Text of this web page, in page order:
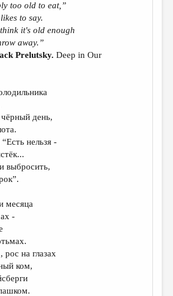
old to eat,”
to say.
it's old enough
away.”
Deep in Our
день,
нельзя -
выбросить,
месяца
-
рос на глазах
ком,